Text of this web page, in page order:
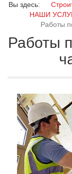
Вы здесь:
НАШИ
Работы
Работы